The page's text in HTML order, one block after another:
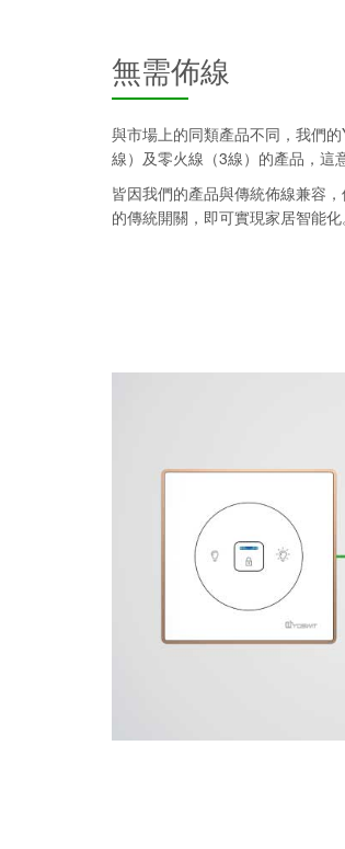
無需佈線
與市場上的同類產品不同，我們
線）及零火線（3線）的產品，這
皆因我們的產品與傳統佈線兼容
的傳統開關，即可實現家居智能化